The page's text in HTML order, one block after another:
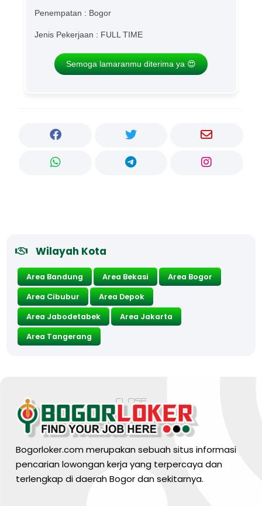
Penempatan : Bogor
Jenis Pekerjaan : FULL TIME
Semoga lamaranmu diterima ya 😍
Wilayah Kota
Area Bandung Area Bekasi
Area Bogor
Area Cibubur
Area Depok
Area Jabodetabek
Area Jakarta
Area Tangerang
Bogorloker.com merupakan sebuah situs informasi
pencarian lowongan kerja yang terpercaya dan
terlengkap di daerah Bogor dan sekitarnya.